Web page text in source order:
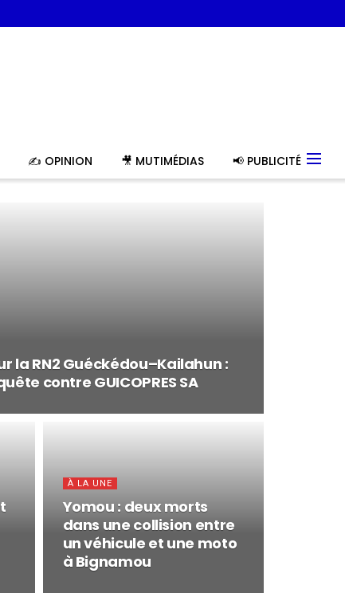
✍️ OPINION 🎥 MUTIMÉDIAS 📢 PUBLICITÉ
la RN2 Guéckédou–Kailahun :
contre GUICOPRES SA
À LA UNE
Yomou : deux morts
dans une collision entre
un véhicule et une moto
à Bignamou